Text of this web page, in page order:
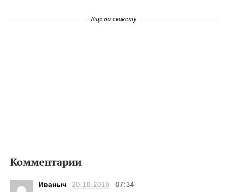
Еще по сюжету
Комментарии
Иваныч 20.10.2019 07:34